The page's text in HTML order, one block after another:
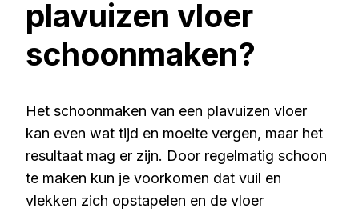
plavuizen vloer
schoonmaken?
Het schoonmaken van een plavuizen vloer
kan even wat tijd en moeite vergen, maar het
resultaat mag er zijn. Door regelmatig schoon
te maken kun je voorkomen dat vuil en
vlekken zich opstapelen en de vloer